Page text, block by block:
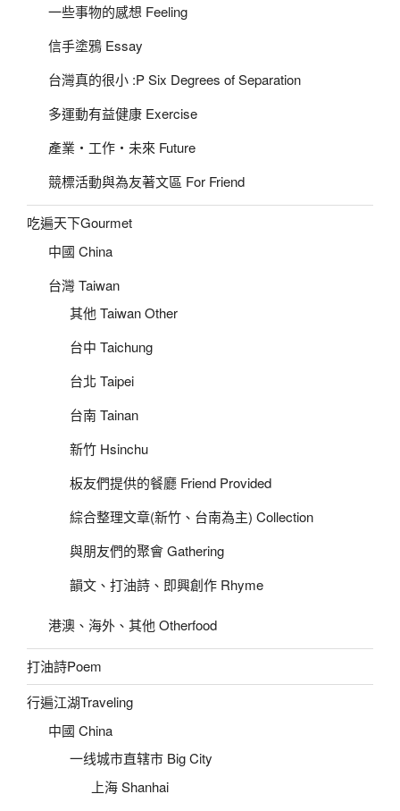
一些事物的感想 Feeling
信手塗鴉 Essay
台灣真的很小 :P Six Degrees of Separation
多運動有益健康 Exercise
產業‧工作‧未來 Future
競標活動與為友著文區 For Friend
吃遍天下Gourmet
中國 China
台灣 Taiwan
其他 Taiwan Other
台中 Taichung
台北 Taipei
台南 Tainan
新竹 Hsinchu
板友們提供的餐廳 Friend Provided
綜合整理文章(新竹、台南為主) Collection
與朋友們的聚會 Gathering
韻文、打油詩、即興創作 Rhyme
港澳、海外、其他 Otherfood
打油詩Poem
行遍江湖Traveling
中國 China
一线城市直辖市 Big City
上海 Shanhai